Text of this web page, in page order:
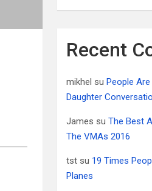
Recent
mikhel su People
Daughter
James suThe Best
The VMAs 2016
tst su 19 Times
Planes